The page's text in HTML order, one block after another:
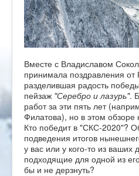
Вместе с Владиславом
принимала поздравления
разделившая радость
пейзаж "Серебро и лазурь".
работ за эти пять лет
Филатова), но в этом обзоре
Кто победит в "СКС-2020"?
подведения итогов
у вас или у кого-то из ваших
подходящие для одной из
бы и не дерзнуть?